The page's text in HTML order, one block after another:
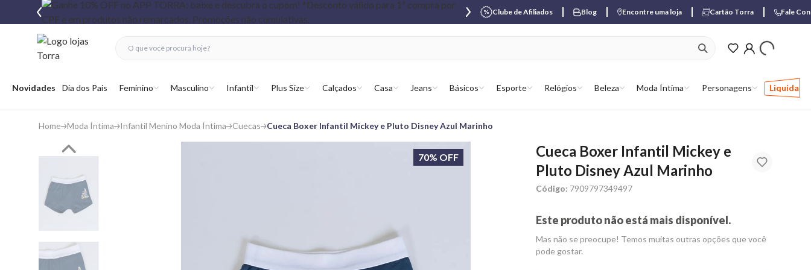
Clube de Afiliados Blog Encontre uma loja Cartão Torra Fale
Abrir menu
Novidades Dia dos Pais Feminino Masculino Infantil Plus Size Calçados Casa Jeans Básicos Esporte Relógios Beleza Moda Íntima Personagens Liquida
ver produtos
fechar menu
fechar menu
favoritos
Home Moda Íntima Infantil Menino Moda Íntima Cuecas Cueca Boxer Infantil Mickey e Pluto Disney Azul Marinho
70% OFF
Cueca Boxer Infantil Mickey e
Pluto Disney Azul Marinho
Código: 7909797349497
Este produto não está mais disponível.
Mas não se preocupe! Temos muitas outras opções que você
pode gostar.